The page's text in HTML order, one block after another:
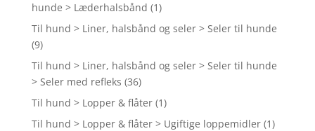
hunde > Læderhalsbånd (1)
Til hund > Liner, halsbånd og seler > Seler til hunde
(9)
Til hund > Liner, halsbånd og seler > Seler til hunde
> Seler med refleks (36)
Til hund > Lopper & flåter (1)
Til hund > Lopper & flåter > Ugiftige loppemidler (1)